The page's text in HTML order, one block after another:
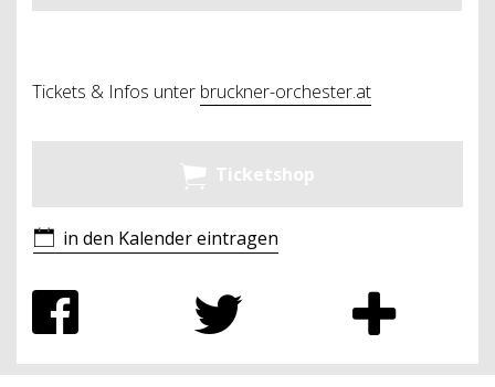
Tickets & Infos unter bruckner-orchester.at
Ticketshop
in den Kalender eintragen